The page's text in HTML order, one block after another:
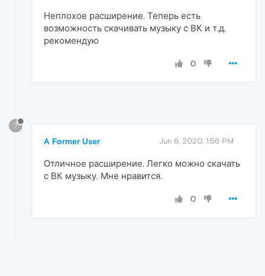
Неплохое расширение. Теперь есть
возможность скачивать музыку с ВК и т.д.
рекомендую
0
?
A Former User Jun 6, 2020, 1:56 PM
Отличное расширение. Легко можно скачать
с ВК музыку. Мне нравится.
0